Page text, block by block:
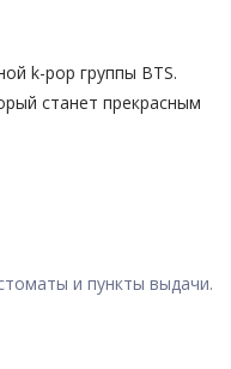
k-pop группы BTS.
станет прекрасным
и пункты выдачи.